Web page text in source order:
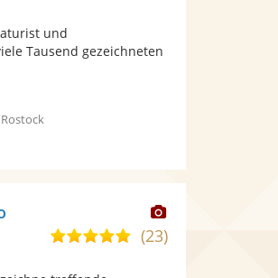
Sternen
und
Tausend gezeichneten
Dieser
Künstler
5,0(23)